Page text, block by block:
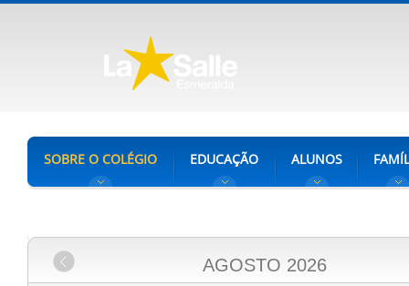
SOBRE O COLÉGIO EDUCAÇÃO ALUNOS
AGOSTO 2026